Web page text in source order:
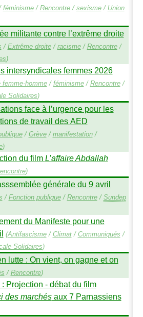
féminisme/ Rencontre/ sexisme/ Union
militante contre l’extrême droite
/ Extrême droite/ racisme/ Rencontre/
)
intersyndicales femmes 2026
femme-homme/ féminisme/ Rencontre/
Solidaires)
face à l’urgence pour les
de travail des AED
/ Grève/ manifestation/
)
du film L’affaire Abdallah
)
générale du 9 avril
/ Fonction publique/ Rencontre/ Sundep
du Manifeste pour une
(Antifascisme/ Climat/ Communiqués /
Solidaires)
lutte : On vient, on gagne et on
/ Rencontre)
Projection - débat du film
des marchésaux 7 Parnassiens